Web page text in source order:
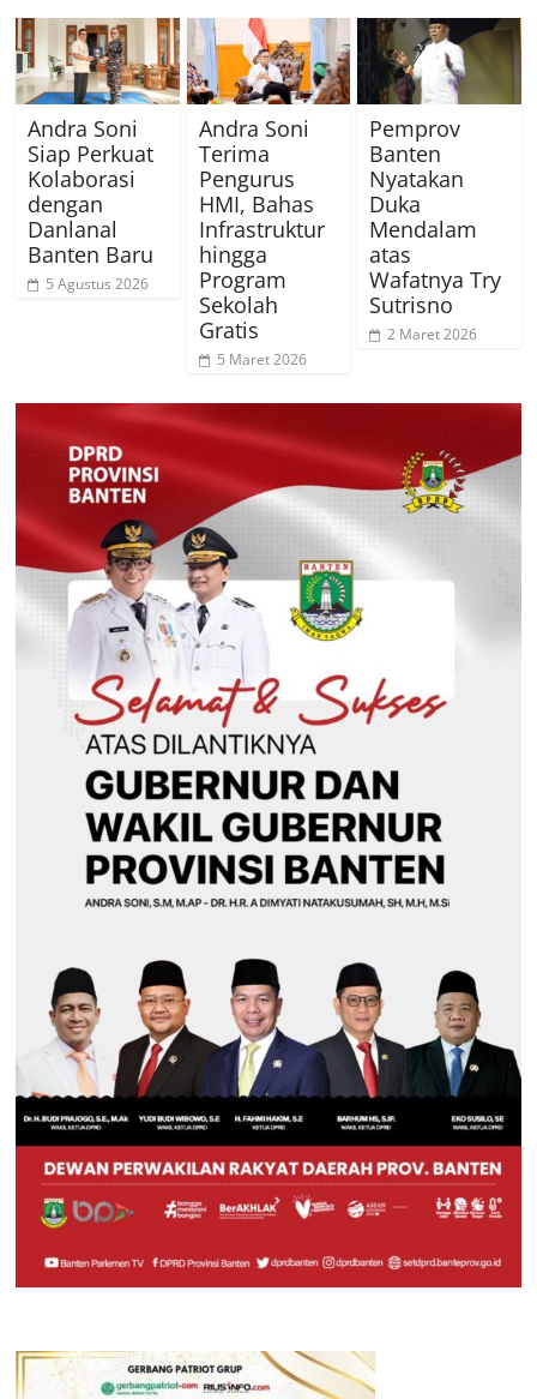
Andra Soni
Siap Perkuat
Kolaborasi
dengan
Danlanal
Banten Baru
5 Agustus 2026
Andra Soni
Terima
Pengurus
HMI, Bahas
Infrastruktur
hingga
Program
Sekolah
Gratis
5 Maret 2026
Pemprov
Banten
Nyatakan
Duka
Mendalam
atas
Wafatnya Try
Sutrisno
2 Maret 2026